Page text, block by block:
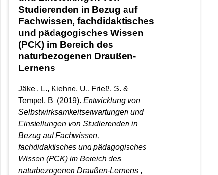
Studierenden in Bezug auf
Fachwissen, fachdidaktisches
und pädagogisches Wissen
(PCK) im Bereich des
naturbezogenen Draußen-
Lernens
Jäkel, L., Kiehne, U., Frieß, S. &
Tempel, B. (2019). Entwicklung von
Selbstwirksamkeitserwartungen und
Einstellungen von Studierenden in
Bezug auf Fachwissen,
fachdidaktisches und pädagogisches
Wissen (PCK) im Bereich des
naturbezogenen Draußen-Lernens ,